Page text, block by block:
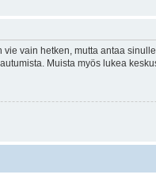
vain hetken, mutta antaa
Muista myös lukea